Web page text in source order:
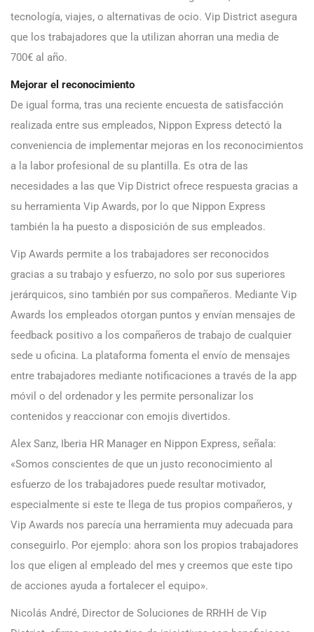
tecnología, viajes, o alternativas de ocio. Vip District asegura
que los trabajadores que la utilizan ahorran una media de
700€ al año.
Mejorar el reconocimiento
De igual forma, tras una reciente encuesta de satisfacción
realizada entre sus empleados, Nippon Express detectó la
conveniencia de implementar mejoras en los reconocimientos
a la labor profesional de su plantilla. Es otra de las
necesidades a las que Vip District ofrece respuesta gracias a
su herramienta Vip Awards, por lo que Nippon Express
también la ha puesto a disposición de sus empleados.
Vip Awards permite a los trabajadores ser reconocidos
gracias a su trabajo y esfuerzo, no solo por sus superiores
jerárquicos, sino también por sus compañeros. Mediante Vip
Awards los empleados otorgan puntos y envían mensajes de
feedback positivo a los compañeros de trabajo de cualquier
sede u oficina. La plataforma fomenta el envío de mensajes
entre trabajadores mediante notificaciones a través de la app
móvil o del ordenador y les permite personalizar los
contenidos y reaccionar con emojis divertidos.
Alex Sanz, Iberia HR Manager en Nippon Express, señala:
«Somos conscientes de que un justo reconocimiento al
esfuerzo de los trabajadores puede resultar motivador,
especialmente si este te llega de tus propios compañeros, y
Vip Awards nos parecía una herramienta muy adecuada para
conseguirlo. Por ejemplo: ahora son los propios trabajadores
los que eligen al empleado del mes y creemos que este tipo
de acciones ayuda a fortalecer el equipo».
Nicolás André, Director de Soluciones de RRHH de Vip